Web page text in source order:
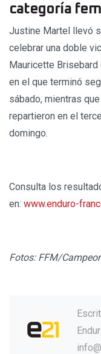
categoría
Justine Martel llevó
celebrar una doble
Mauricette
en el que terminó
sábado, mientras
repartieron en el
domingo.
Consulta los
en: www.enduro-
Fotos: FFM/